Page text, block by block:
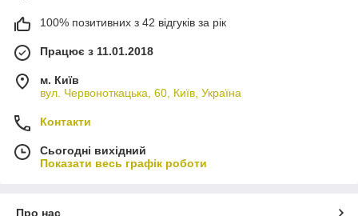
100% позитивних з 42 відгуків за рік
Працює з 11.01.2018
м. Київ
вул. Червоноткацька, 60, Київ, Україна
Контакти
Сьогодні вихідний
Показати весь графік роботи
Про нас